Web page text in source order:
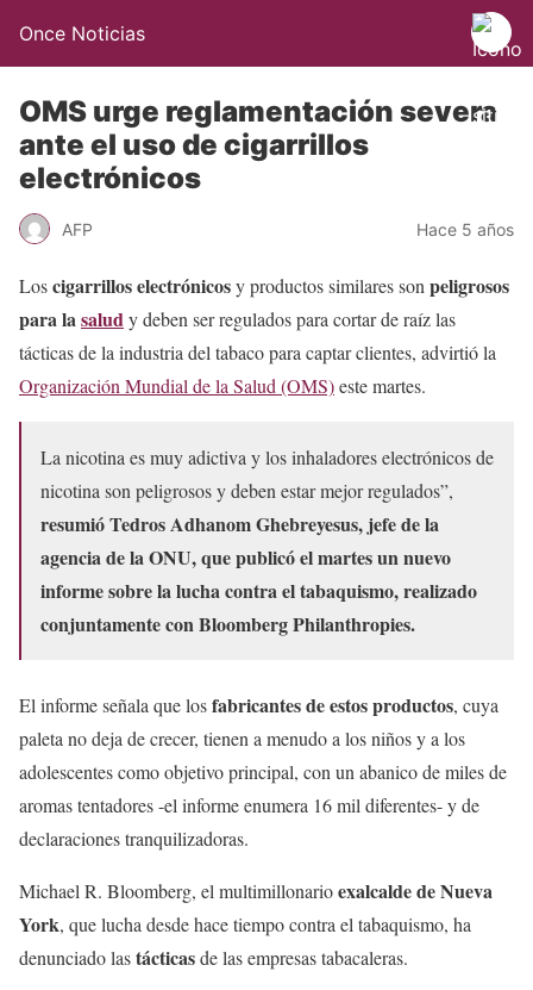
Once Noticias
OMS urge reglamentación severa
ante el uso de cigarrillos
electrónicos
AFP Hace 5 años
Loscigarrillos electrónicosy productos similares son peligrosos
para lasaludy deben ser regulados para cortar de raíz las
tácticas de la industria del tabaco para captar clientes, advirtió la
Organización Mundial de la Salud (OMS)este martes.
La nicotina es muy adictiva y los inhaladores electrónicos de
nicotina son peligrosos y deben estar mejor regulados”,
resumió Tedros Adhanom Ghebreyesus, jefe de la
agencia de la ONU, que publicó el martes un nuevo
informe sobre la lucha contra el tabaquismo, realizado
conjuntamente con Bloomberg Philanthropies.
El informe señala que losfabricantes de estos productos, cuya
paleta no deja de crecer, tienen a menudo a los niños y a los
adolescentes como objetivo principal, con un abanico de miles de
aromas tentadores -el informe enumera 16 mil diferentes- y de
declaraciones tranquilizadoras.
Michael R. Bloomberg, el multimillonarioexalcalde de Nueva
York, que lucha desde hace tiempo contra el tabaquismo, ha
denunciado lastácticasde las empresas tabacaleras.